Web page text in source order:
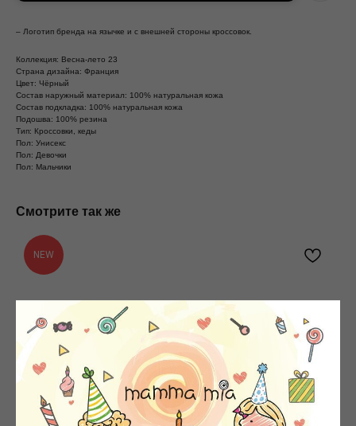
– Логотип бренда на язычке и с внешней стороны кроссовок.
Коллекция: Весна-лето 23
Страна дизайна: Франция
Цвет: Чёрный
Состав наружный материал: 100% натуральная кожа
Состав подкладка: 100% натуральная кожа
Подошва: 100% резина
Тип: Кроссовки, кеды
Пол: Унисекс
Пол: Девочки
Пол: Мальчики
Смотрите так же
NEW